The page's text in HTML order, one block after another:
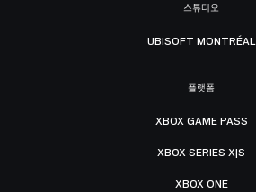
스튜디오
UBISOFT MONTRÉAL
플랫폼
XBOX GAME PASS
XBOX SERIES X|S
XBOX ONE